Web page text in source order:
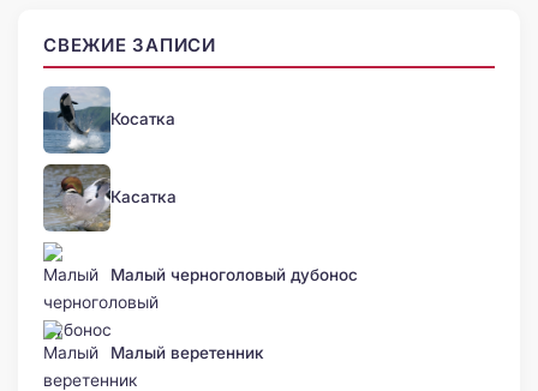
СВЕЖИЕ ЗАПИСИ
Косатка
Касатка
Малый черноголовый дубонос
Малый веретенник